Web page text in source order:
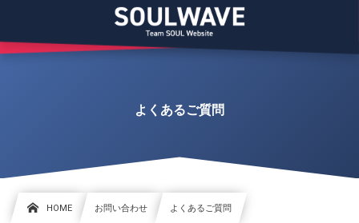
よくあるご質問
HOME お問い合わせ よくあるご質問